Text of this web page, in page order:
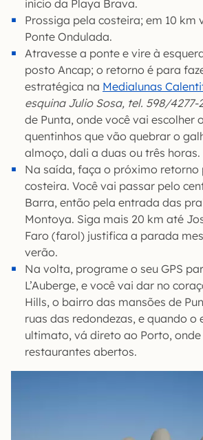
início da Playa Brava.
Prossiga pela costeira; em 10 km
Ponte Ondulada.
Atravesse a ponte e vire à
posto Ancap; o retorno é para
estratégica na Medialunas
esquina Julio Sosa, tel. 598/4277-
de Punta, onde você vai escolher
quentinhos que vão quebrar o
almoço, dali a duas ou três horas.
Na saída, faça o próximo retorno
costeira. Você vai passar pelo
Barra, então pela entrada das
Montoya. Siga mais 20 km até
Faro (farol) justifica a parada
verão.
Na volta, programe o seu GPS
L’Auberge, e você vai dar no
Hills, o bairro das mansões de
ruas das redondezas, e quando o
ultimato, vá direto ao Porto,
restaurantes abertos.